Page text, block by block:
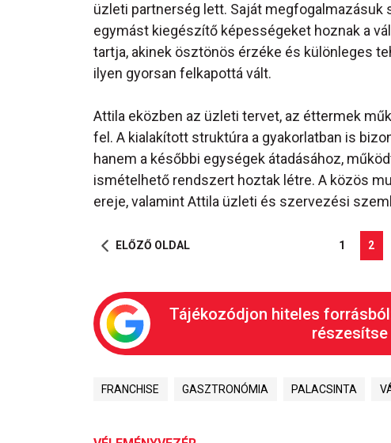
üzleti partnerség lett. Saját
egymást kiegészítő képességeket hoznak a
tartja, akinek ösztönös érzéke és különleges
ilyen gyorsan felkapottá vált.
Attila eközben az üzleti tervet, az éttermek
fel. A kialakított struktúra a gyakorlatban is
hanem a későbbi egységek átadásához,
ismételhető rendszert hoztak létre. A közös
ereje, valamint Attila üzleti és szervezési
ELŐZŐ OLDAL 1 2
Tájékozódjon hiteles
FRANCHISE GASZTRONÓMIA PALACSINTA